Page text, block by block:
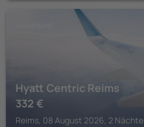
Hyatt Centric Reims
332 €
Reims, 08 August 2026, 2 Nächte